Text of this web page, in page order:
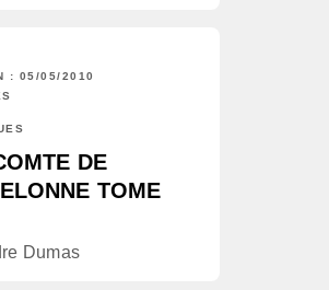
: 05/05/2010
DE
TOME
Dumas